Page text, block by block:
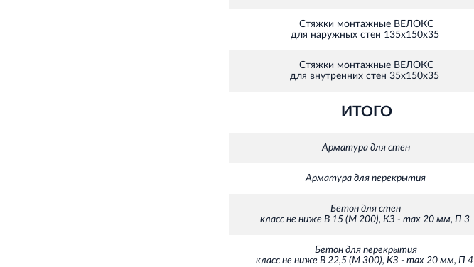
Стяжки монтажные ВЕЛОКС
для наружных стен 135х150х35
Стяжки монтажные ВЕЛОКС
для внутренних стен 35х150х35
ИТОГО
Арматура для стен
Арматура для перекрытия
Бетон для стен
класс не ниже В 15 (М 200), КЗ - max 20 мм, П 3
Бетон для перекрытия
класс не ниже В 22,5 (М 300), КЗ - max 20 мм, П 4